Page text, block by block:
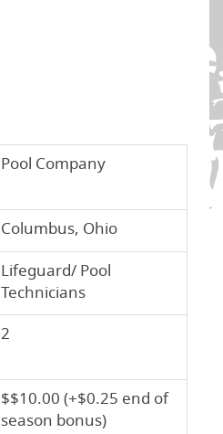
Pool Company
Columbus, Ohio
Lifeguard/ Pool
Technicians
2
$$10.00 (+$0.25 end of
season bonus)